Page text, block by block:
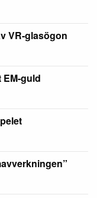
VR-glasögon
guld